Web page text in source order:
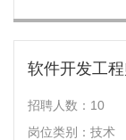
软件开发工程
招聘人数：10
岗位类别：技术